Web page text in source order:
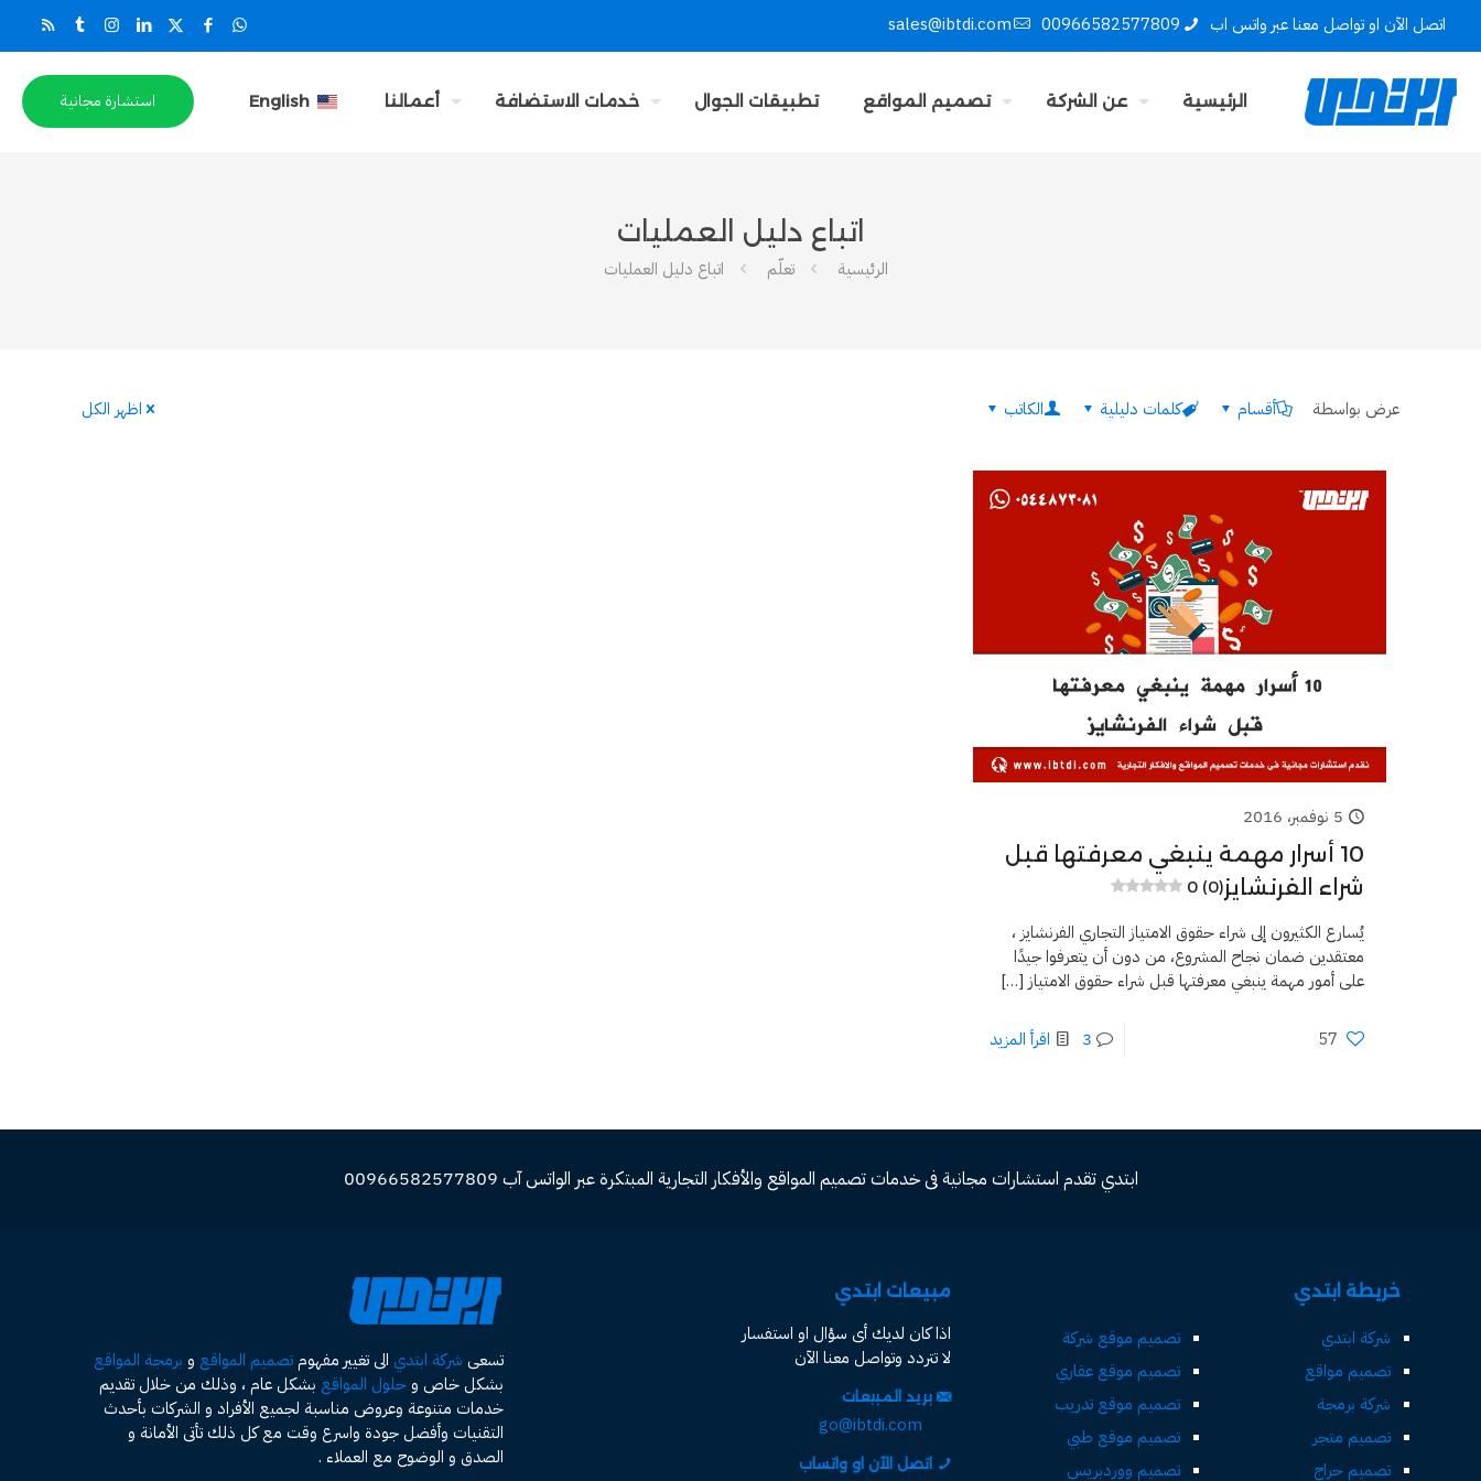
اتصل الآن او تواصل معنا عبر واتس اب 00966582577809
sales@ibtdi.com
الرئيسية عن الشركة تصميم المواقع تطبيقات الجوال خدمات الاستضافة أعمالنا English استشارة مجانية
اتباع دليل العمليات
الرئيسية تعلّم اتباع دليل العمليات
عرض بواسطة أقسام كلمات دليلية الكاتب اظهر الكل
5 نوفمبر، 2016
10 أسرار مهمة ينبغي معرفتها قبل
شراء الفرنشايز0 (0)
يُسارع الكثيرون إلى شراء حقوق الامتياز التجاري الفرنشايز ،
معتقدين ضمان نجاح المشروع، من دون أن يتعرفوا جيدًا
على أمور مهمة ينبغي معرفتها قبل شراء حقوق الامتياز […]
57
3 اقرأ المزيد
ابتدي تقدم استشارات مجانية فى خدمات تصميم المواقع والأفكار التجارية المبتكرة عبر الواتس آب 00966582577809
خريطة ابتدي
شركة ابتدي
تصميم مواقع
شركة برمجة
تصميم متجر
تصميم حراج
تصميم موقع شركة
تصميم موقع عقاري
تصميم موقع تدريب
تصميم موقع طبي
تصميم ووردبريس
مبيعات ابتدي
اذا كان لديك أى سؤال او استفسار
لا تتردد وتواصل معنا الآن
بريد المبيعات
go@ibtdi.com
اتصل الآن او واتساب
تسعى شركة ابتدي الى تغيير مفهومتصميم المواقع و برمجة المواقع
بشكل خاص وحلول المواقع بشكل عام ، وذلك من خلال تقديم
خدمات متنوعة وعروض مناسبة لجميع الأفراد و الشركات بأحدث
التقنيات وأفضل جودة واسرع وقت مع كل ذلك تأتى الأمانة و
الصدق و الوضوح مع العملاء .